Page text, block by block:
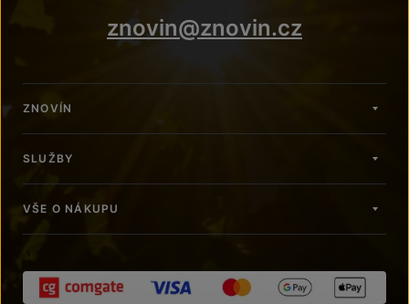
znovin@znovin.cz
ZNOVÍN
SLUŽBY
VŠE O NÁKUPU